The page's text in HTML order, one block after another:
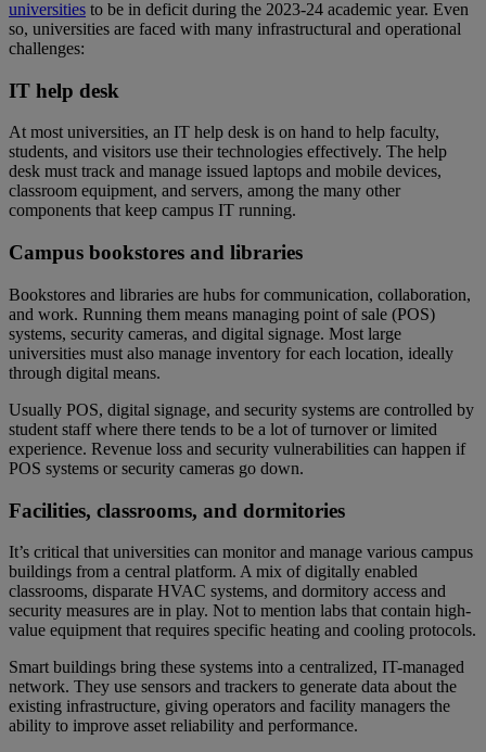
universities to be in deficit during the 2023-24 academic year. Even
so, universities are faced with many infrastructural and operational
challenges:
IT help desk
At most universities, an IT help desk is on hand to help faculty,
students, and visitors use their technologies effectively. The help
desk must track and manage issued laptops and mobile devices,
classroom equipment, and servers, among the many other
components that keep campus IT running.
Campus bookstores and libraries
Bookstores and libraries are hubs for communication, collaboration,
and work. Running them means managing point of sale (POS)
systems, security cameras, and digital signage. Most large
universities must also manage inventory for each location, ideally
through digital means.
Usually POS, digital signage, and security systems are controlled by
student staff where there tends to be a lot of turnover or limited
experience. Revenue loss and security vulnerabilities can happen if
POS systems or security cameras go down.
Facilities, classrooms, and dormitories
It’s critical that universities can monitor and manage various campus
buildings from a central platform. A mix of digitally enabled
classrooms, disparate HVAC systems, and dormitory access and
security measures are in play. Not to mention labs that contain high-
value equipment that requires specific heating and cooling protocols.
Smart buildings bring these systems into a centralized, IT-managed
network. They use sensors and trackers to generate data about the
existing infrastructure, giving operators and facility managers the
ability to improve asset reliability and performance.